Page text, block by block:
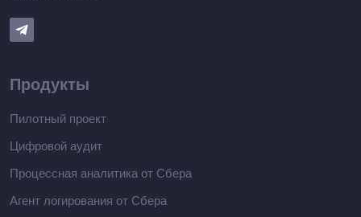
Продукты
Пилотный проект
Цифровой аудит
Процессная аналитика от Сбера
Агент логирования от Сбера